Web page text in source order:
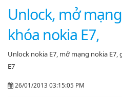
Unlock, mở
khóa nokia E7,
Unlock nokia E7, mở mạng nokia E7,
E7
26/01/2013 03:15:05 PM